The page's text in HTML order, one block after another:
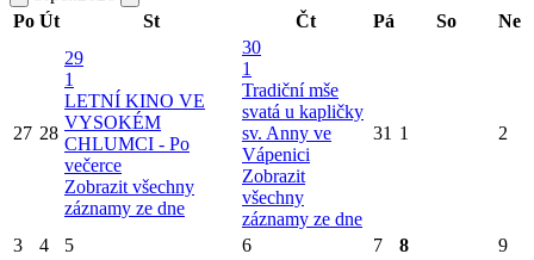
Po Út St Čt Pá So Ne
27 28
29
1
LETNÍ KINO VE
VYSOKÉM
CHLUMCI - Po
večerce
Zobrazit všechny
záznamy ze dne
30
1
Tradiční mše
svatá u kapličky
sv. Anny ve
Vápenici
Zobrazit
všechny
záznamy ze dne
31 1 2
3 4 5 6 7 8 9